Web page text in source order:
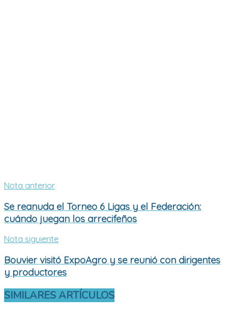
Nota anterior
Se reanuda el Torneo 6 Ligas y el Federación:
cuándo juegan los arrecifeños
Nota siguiente
Bouvier visitó ExpoAgro y se reunió con dirigentes
y productores
SIMILARES ARTÍCULOS